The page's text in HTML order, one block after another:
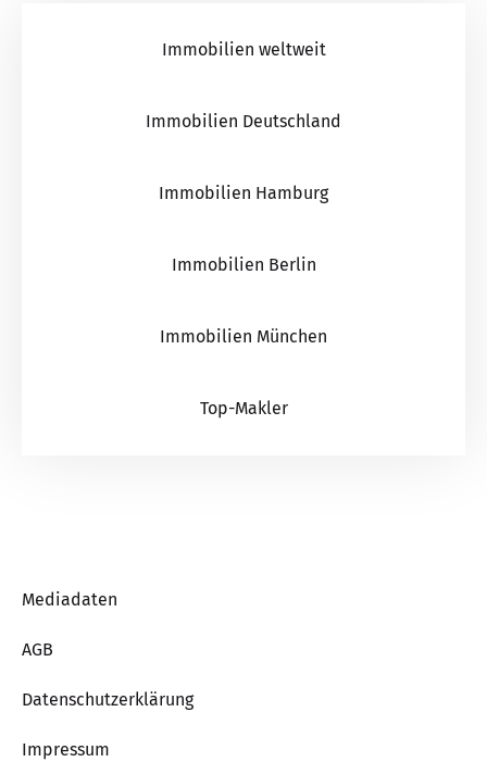
Immobilien weltweit
Immobilien Deutschland
Immobilien Hamburg
Immobilien Berlin
Immobilien München
Top-Makler
Mediadaten
AGB
Datenschutzerklärung
Impressum